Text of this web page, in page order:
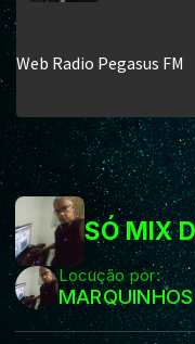
SÓ MIX
Locução por: